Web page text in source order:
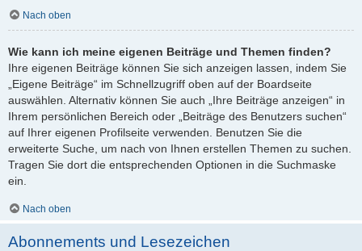
Nach oben
Wie kann ich meine eigenen Beiträge und Themen finden?
Ihre eigenen Beiträge können Sie sich anzeigen lassen, indem Sie
„Eigene Beiträge“ im Schnellzugriff oben auf der Boardseite
auswählen. Alternativ können Sie auch „Ihre Beiträge anzeigen“ in
Ihrem persönlichen Bereich oder „Beiträge des Benutzers suchen“
auf Ihrer eigenen Profilseite verwenden. Benutzen Sie die
erweiterte Suche, um nach von Ihnen erstellen Themen zu suchen.
Tragen Sie dort die entsprechenden Optionen in die Suchmaske
ein.
Nach oben
Abonnements und Lesezeichen